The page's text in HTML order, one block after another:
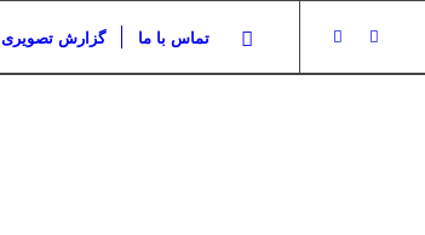
گزارش تصویری تماس با ما